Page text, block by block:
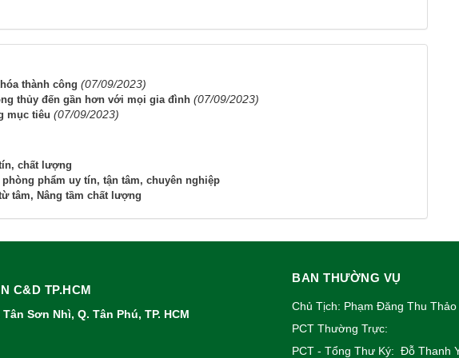
thành công (07/09/2023)
thủy đến gần hơn với mọi gia đình (07/09/2023)
mục tiêu (07/09/2023)
chất lượng
phẩm uy tín, tận tâm, chuyên nghiệp
tâm, Nâng tầm chất lượng
C&D TP.HCM
Sơn Nhì, Q. Tân Phú, TP. HCM
BAN THƯỜNG VỤ
Chủ Tịch: Phạm Đăng Thu Thảo
PCT Thường Trực:
PCT - Tổng Thư Ký: Đỗ Thanh